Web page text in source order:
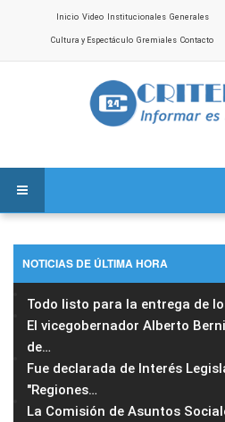
Inicio Video Institucionales Generales
Cultura y Espectáculo Gremiales Contacto
NOTICIAS DE ÚLTIMA HORA
Todo listo para la entrega de
El vicegobernador Alberto
de…
Fue declarada de Interés
"Regiones…
La Comisión de Asuntos